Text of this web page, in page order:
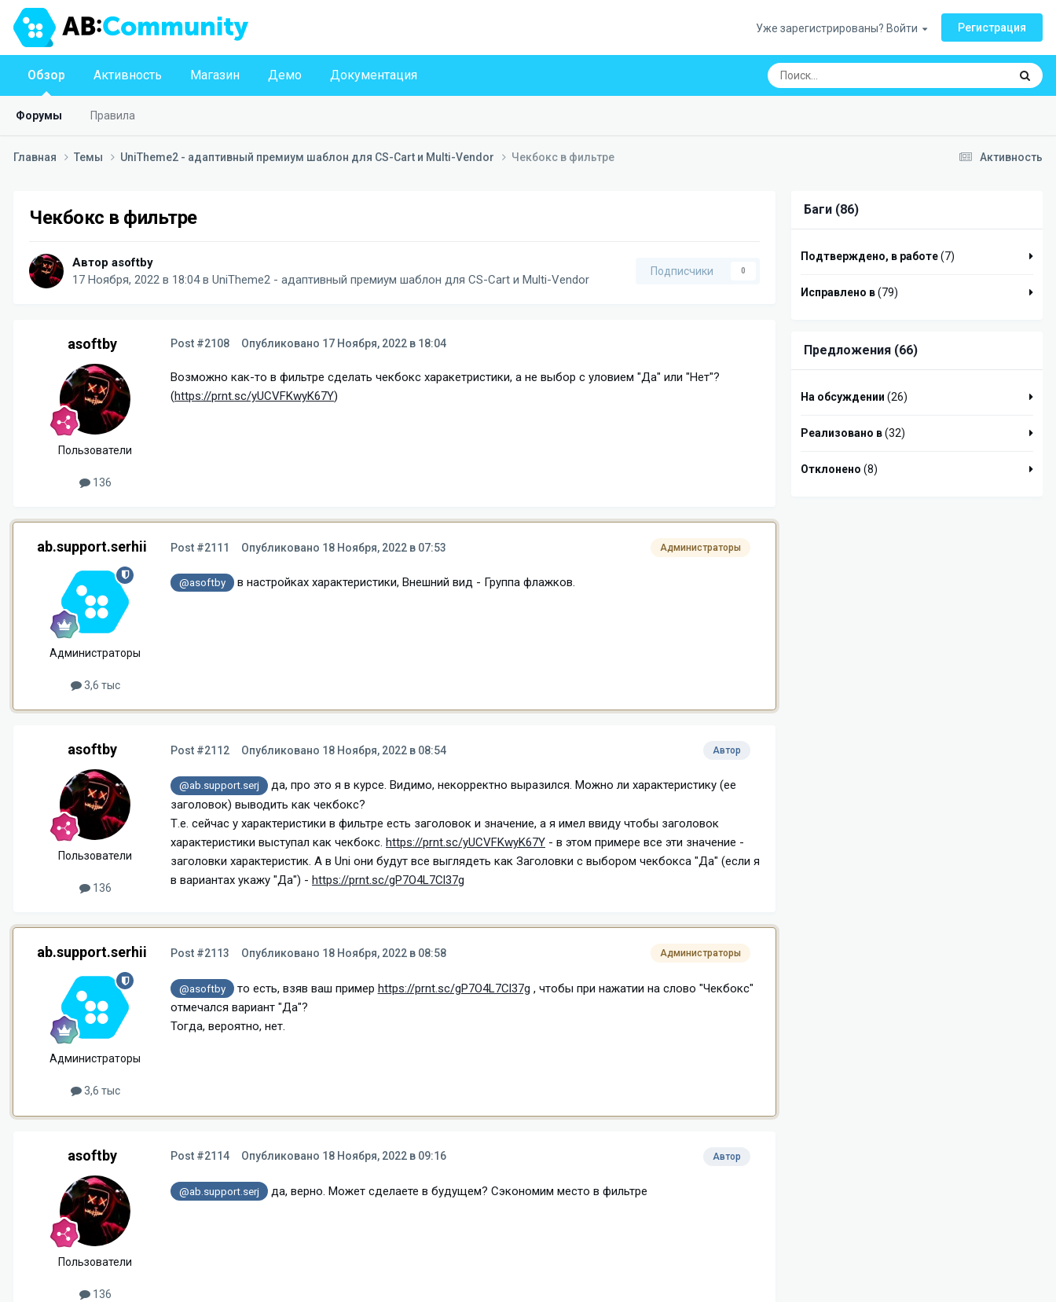
Уже зарегистрированы? Войти Регистрация
Обзор
Форумы Правила
Активность Магазин Демо Документация
Активность
Главная Темы UniTheme2 - адаптивный премиум шаблон для CS-Cart и Multi-Vendor Чекбокс в фильтре
Чекбокс в фильтре
Автор asoftby
17 Ноября, 2022 в 18:04в UniTheme2 - адаптивный премиум шаблон для CS-Cart и Multi-Vendor
Подписчики 0
asoftby
Пользователи
136
Post #2108 Опубликовано 17 Ноября, 2022 в 18:04
Возможно как-то в фильтре сделать чекбокс харакетристики, а не выбор с уловием "Да" или "Нет"?
(https://prnt.sc/yUCVFKwyK67Y)
ab.support.serhii
Администраторы
3,6 тыс
Администраторы
Post #2111 Опубликовано 18 Ноября, 2022 в 07:53
@asoftby в настройках характеристики, Внешний вид - Группа флажков.
asoftby
Пользователи
136
Автор
Post #2112 Опубликовано 18 Ноября, 2022 в 08:54
@ab.support.serj
да, про это я в курсе. Видимо, некорректно выразился. Можно ли характеристику (ее
заголовок) выводить как чекбокс?
Т.е. сейчас у характеристики в фильтре есть заголовок и значение, а я имел ввиду чтобы заголовок
характеристики выступал как чекбокс. https://prnt.sc/yUCVFKwyK67Y - в этом примере все эти значение -
заголовки характеристик. А в Uni они будут все выглядеть как Заголовки с выбором чекбокса "Да" (если я
в вариантах укажу "Да") - https://prnt.sc/gP7O4L7Cl37g
ab.support.serhii
Администраторы
3,6 тыс
Администраторы
Post #2113 Опубликовано 18 Ноября, 2022 в 08:58
@asoftby то есть, взяв ваш пример https://prnt.sc/gP7O4L7Cl37g , чтобы при нажатии на слово "Чекбокс"
отмечался вариант "Да"?
Тогда, вероятно, нет.
asoftby
Пользователи
136
Автор
Post #2114 Опубликовано 18 Ноября, 2022 в 09:16
@ab.support.serj да, верно. Может сделаете в будущем? Сэкономим место в фильтре
Баги (86)
Подтверждено, в работе(7)
Исправлено в(79)
Предложения (66)
На обсуждении (26)
Реализовано в(32)
Отклонено (8)